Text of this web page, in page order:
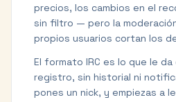
precios, los cambios en el
sin filtro — pero la
propios usuarios cortan los
El formato IRC es lo que le da
registro, sin historial ni
pones un nick, y empiezas a